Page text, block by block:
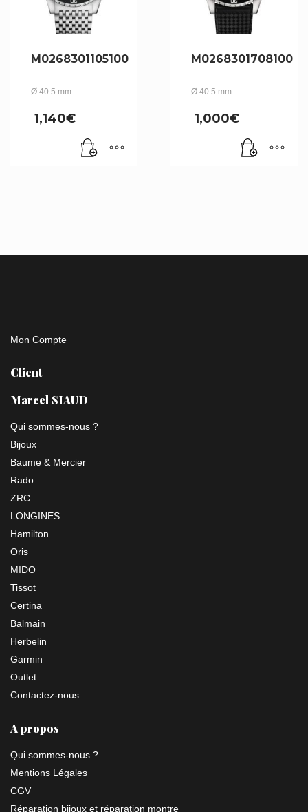
M0268301105100
Ø 40.5 mm
1,140€
M0268301708100
Ø 40.5 mm
1,000€
Mon Compte
Client
Marcel SIAUD
Qui sommes-nous ?
Bijoux
Baume & Mercier
Rado
ZRC
LONGINES
Hamilton
Oris
MIDO
Tissot
Certina
Balmain
Herbelin
Garmin
Outlet
Contactez-nous
A propos
Qui sommes-nous ?
Mentions Légales
CGV
Réparation bijoux et réparation montre